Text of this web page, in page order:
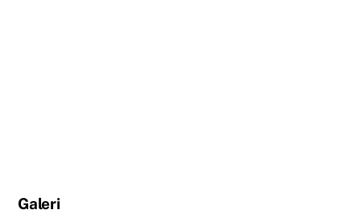
Galeri